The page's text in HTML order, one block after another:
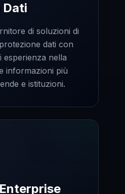
Dati
di soluzioni di
dati con
esperienza nella
informazioni più
e istituzioni.